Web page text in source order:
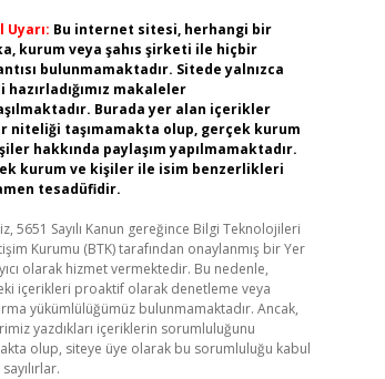
Uyarı: Bu internet sitesi, herhangi bir
kurum veya şahıs şirketi ile hiçbir
bulunmamaktadır. Sitede yalnızca
hazırladığımız makaleler
Burada yer alan içerikler
niteliği taşımamakta olup, gerçek kurum
hakkında paylaşım yapılmamaktadır.
kurum ve kişiler ile isim benzerlikleri
tesadüfidir.
5651 Sayılı Kanun gereğince Bilgi Teknolojileri
Kurumu (BTK) tarafından onaylanmış bir Yer
olarak hizmet vermektedir. Bu nedenle,
içerikleri proaktif olarak denetleme veya
yükümlülüğümüz bulunmamaktadır. Ancak,
yazdıkları içeriklerin sorumluluğunu
olup, siteye üye olarak bu sorumluluğu kabul